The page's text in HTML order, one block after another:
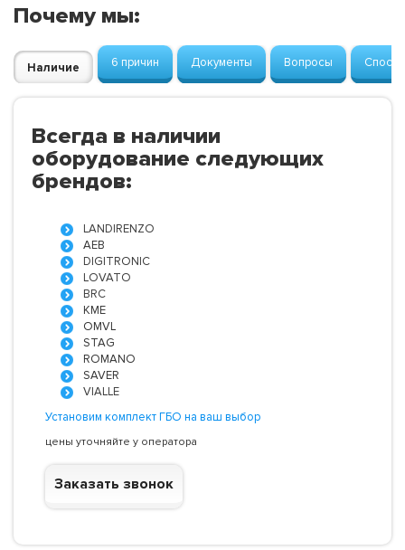
Почему мы:
Наличие 6 причин Документы Вопросы
Всегда в наличии
оборудование следующих
брендов:
LANDIRENZO
AEB
DIGITRONIC
LOVATO
BRC
KME
OMVL
STAG
ROMANO
SAVER
VIALLE
Установим комплект ГБО на ваш выбор
цены уточняйте у оператора
Заказать звонок